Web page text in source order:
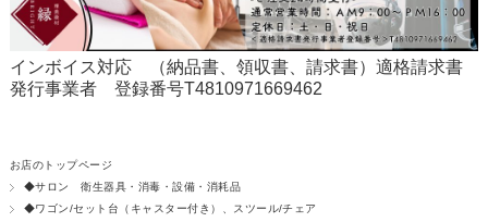
インボイス対応 （納品書、領収書、請求書）適格請求書
発行事業者 登録番号T4810971669462
お店のトップページ
◆サロン 衛生器具・消毒・設備・消耗品
◆ワゴン/セット台（キャスター付き）、スツール/チェア